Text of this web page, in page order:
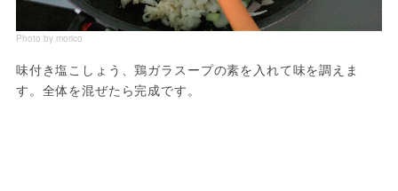
Photo by morico
味付き塩こしょう、鶏ガラスープの素を入れて味を調えま
す。全体を混ぜたら完成です。